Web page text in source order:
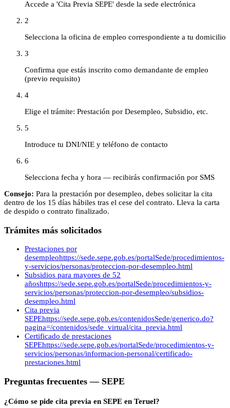
Accede a 'Cita Previa SEPE' desde la sede electrónica
2
Selecciona la oficina de empleo correspondiente a tu domicilio
3
Confirma que estás inscrito como demandante de empleo
(previo requisito)
4
Elige el trámite: Prestación por Desempleo, Subsidio, etc.
5
Introduce tu DNI/NIE y teléfono de contacto
6
Selecciona fecha y hora — recibirás confirmación por SMS
Consejo: Para la prestación por desempleo, debes solicitar la cita
dentro de los 15 días hábiles tras el cese del contrato. Lleva la carta
de despido o contrato finalizado.
Trámites más solicitados
Prestaciones por
desempleohttps://sede.sepe.gob.es/portalSede/procedimientos-
y-servicios/personas/proteccion-por-desempleo.html
Subsidios para mayores de 52
añoshttps://sede.sepe.gob.es/portalSede/procedimientos-y-
servicios/personas/proteccion-por-desempleo/subsidios-
desempleo.html
Cita previa
SEPEhttps://sede.sepe.gob.es/contenidosSede/generico.do?
pagina=/contenidos/sede_virtual/cita_previa.html
Certificado de prestaciones
SEPEhttps://sede.sepe.gob.es/portalSede/procedimientos-y-
servicios/personas/informacion-personal/certificado-
prestaciones.html
Preguntas frecuentes — SEPE
¿Cómo se pide cita previa en SEPE en Teruel?